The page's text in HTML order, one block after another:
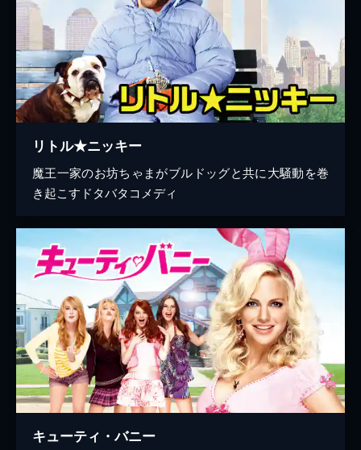
リトル★ニッキー
魔王一家のお坊ちゃまがブルドッグと共に大騒動を巻
き起こすドタバタコメディ
キューティ・バニー